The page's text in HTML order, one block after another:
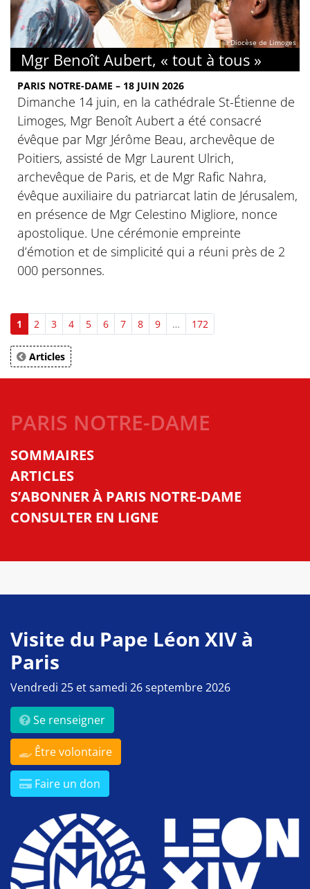
© Diocèse de Limoges
Mgr Benoît Aubert, « tout à tous »
PARIS NOTRE-DAME – 18 JUIN 2026
Dimanche 14 juin, en la cathédrale St-Étienne de
Limoges, Mgr Benoît Aubert a été consacré
évêque par Mgr Jérôme Beau, archevêque de
Poitiers, assisté de Mgr Laurent Ulrich,
archevêque de Paris, et de Mgr Rafic Nahra,
évêque auxiliaire du patriarcat latin de Jérusalem,
en présence de Mgr Celestino Migliore, nonce
apostolique. Une cérémonie empreinte
d’émotion et de simplicité qui a réuni près de 2
000 personnes.
1 2 3 4 5 6 7 8 9 … 172
Articles
PARIS NOTRE-DAME
SOMMAIRES
ARTICLES
S’ABONNER À PARIS NOTRE-DAME
CONSULTER EN LIGNE
Visite du Pape Léon XIV à
Paris
Vendredi 25 et samedi 26 septembre 2026
Se renseigner
Être volontaire
Faire un don